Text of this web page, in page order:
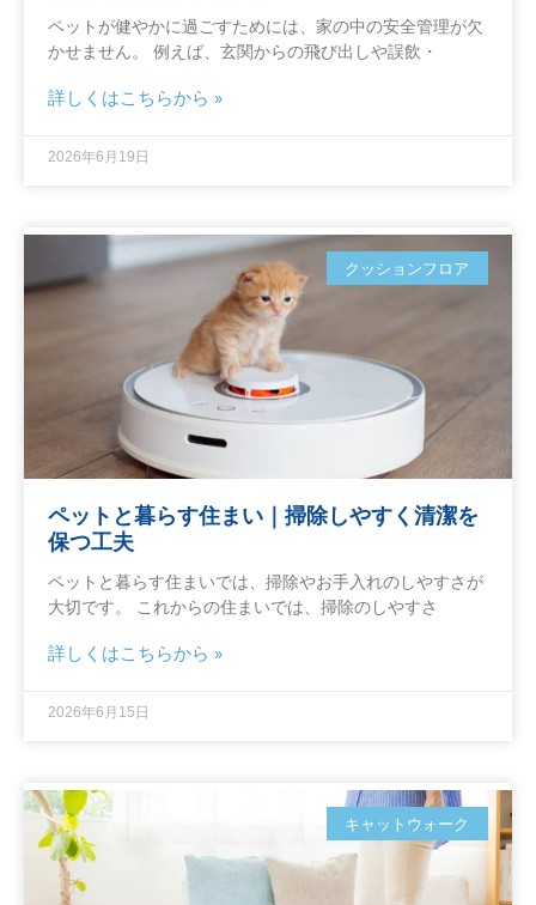
ペットが健やかに過ごすためには、家の中の安全管理が欠
かせません。 例えば、玄関からの飛び出しや誤飲・
詳しくはこちらから »
2026年6月19日
クッションフロア
ペットと暮らす住まい｜掃除しやすく清潔を
保つ工夫
ペットと暮らす住まいでは、掃除やお手入れのしやすさが
大切です。 これからの住まいでは、掃除のしやすさ
詳しくはこちらから »
2026年6月15日
キャットウォーク